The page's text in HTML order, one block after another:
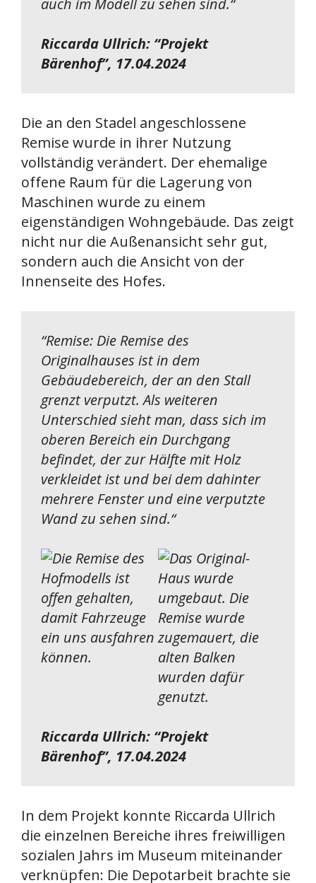
Riccarda Ullrich: “Projekt
Bärenhof”, 17.04.2024
Die an den Stadel angeschlossene
Remise wurde in ihrer Nutzung
vollständig verändert. Der ehemalige
offene Raum für die Lagerung von
Maschinen wurde zu einem
eigenständigen Wohngebäude. Das zeigt
nicht nur die Außenansicht sehr gut,
sondern auch die Ansicht von der
Innenseite des Hofes.
“Remise: Die Remise des
Originalhauses ist in dem
Gebäudebereich, der an den Stall
grenzt verputzt. Als weiteren
Unterschied sieht man, dass sich im
oberen Bereich ein Durchgang
befindet, der zur Hälfte mit Holz
verkleidet ist und bei dem dahinter
mehrere Fenster und eine verputzte
Wand zu sehen sind.“
Riccarda Ullrich: “Projekt
Bärenhof”, 17.04.2024
In dem Projekt konnte Riccarda Ullrich
die einzelnen Bereiche ihres freiwilligen
sozialen Jahrs im Museum miteinander
verknüpfen: Die Depotarbeit brachte sie